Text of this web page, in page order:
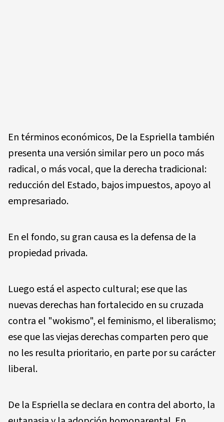
En términos económicos, De la Espriella también
presenta una versión similar pero un poco más
radical, o más vocal, que la derecha tradicional:
reducción del Estado, bajos impuestos, apoyo al
empresariado.
En el fondo, su gran causa es la defensa de la
propiedad privada.
Luego está el aspecto cultural; ese que las
nuevas derechas han fortalecido en su cruzada
contra el "wokismo", el feminismo, el liberalismo;
ese que las viejas derechas comparten pero que
no les resulta prioritario, en parte por su carácter
liberal.
De la Espriella se declara en contra del aborto, la